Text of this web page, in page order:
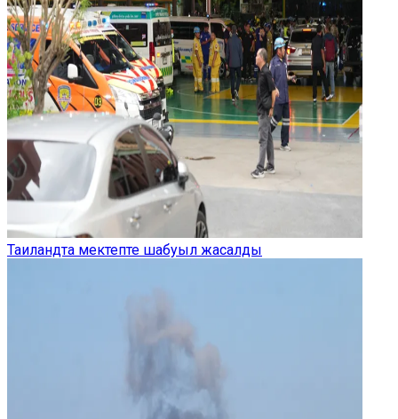
Таиландта мектепте шабуыл жасалды